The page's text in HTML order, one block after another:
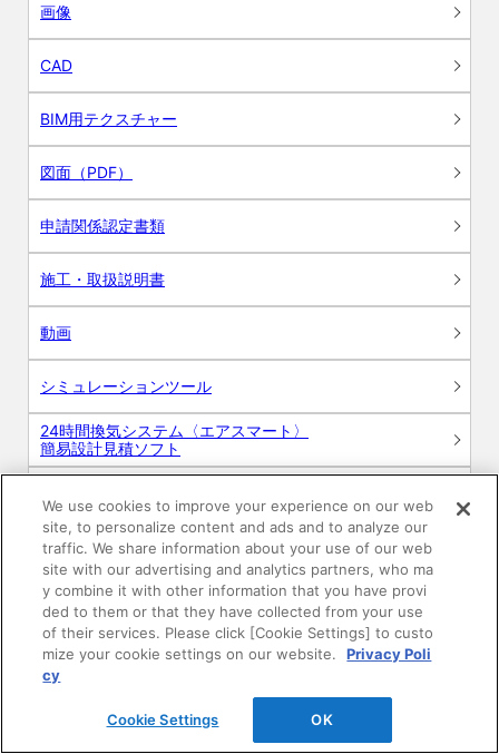
画像
CAD
BIM用テクスチャー
図面（PDF）
申請関係認定書類
施工・取扱説明書
動画
シミュレーションツール
24時間換気システム〈エアスマート〉
簡易設計見積ソフト
商品マスター申し込み
電子公告 このWEBサイトについて
We use cookies to improve your experience on our web
site, to personalize content and ads and to analyze our
traffic. We share information about your use of our web
site with our advertising and analytics partners, who ma
y combine it with other information that you have provi
ded to them or that they have collected from your use
of their services. Please click [Cookie Settings] to custo
mize your cookie settings on our website.
Privacy Poli
cy
Cookie Settings OK